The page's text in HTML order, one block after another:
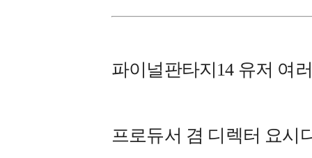
파이널판타지14 유저 여
프로듀서 겸 디렉터 요시